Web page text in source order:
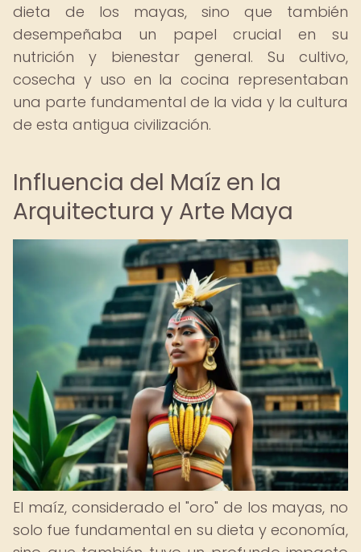
dieta de los mayas, sino que también
desempeñaba un papel crucial en su
nutrición y bienestar general. Su cultivo,
cosecha y uso en la cocina representaban
una parte fundamental de la vida y la cultura
de esta antigua civilización.
Influencia del Maíz en la
Arquitectura y Arte Maya
El maíz, considerado el "oro" de los mayas, no
solo fue fundamental en su dieta y economía,